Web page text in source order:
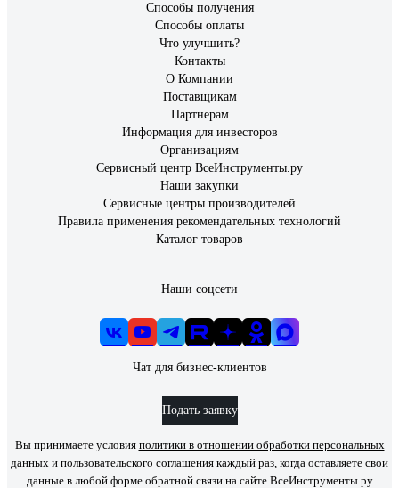
Способы получения
Способы оплаты
Что улучшить?
Контакты
О Компании
Поставщикам
Партнерам
Информация для инвесторов
Организациям
Сервисный центр ВсеИнструменты.ру
Наши закупки
Сервисные центры производителей
Правила применения рекомендательных технологий
Каталог товаров
Наши соцсети
Чат для бизнес-клиентов
Подать заявку
Вы принимаете условия политики в отношении обработки персональных
данных и пользовательского соглашения каждый раз, когда оставляете свои
данные в любой форме обратной связи на сайте ВсеИнструменты.ру